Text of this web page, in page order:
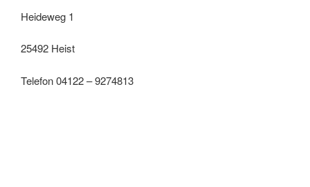
Heideweg 1
25492 Heist
Telefon 04122 – 9274813